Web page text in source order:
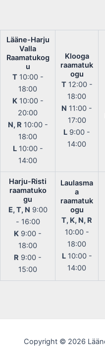
Lääne-Harju
Valla
Raamatukog
u
T10:00 -
18:00
K10:00 -
20:00
N, R 10:00 -
18:00
L10:00 -
14:00
Klooga
raamatuk
ogu
T12:00 -
18:00
N 11:00 -
17:00
L 9:00 -
14:00
Harju-Risti
raamatuko
gu
E, T, N 9:00
- 16:00
K 9:00 -
18:00
R 9:00 -
15:00
Laulasma
a
raamatuk
ogu
T, K, N, R
10:00 -
18:00
L10:00 -
14:00
Copyright © 2026